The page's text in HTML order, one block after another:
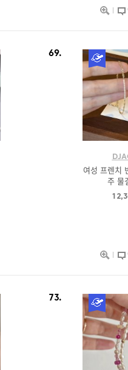
69.
여성 프렌치
주 물
73.